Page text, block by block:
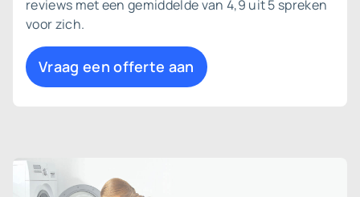
reviews met een gemiddelde van 4,9 uit 5 spreken
voor zich.
Vraag een offerte aan